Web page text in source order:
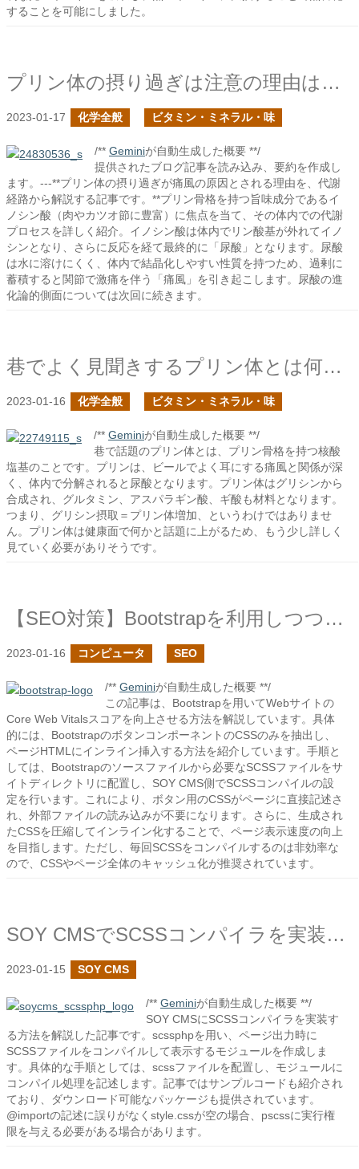
することを可能にしました。
プリン体の摂り過ぎは注意の理由は何だ？
2023-01-17 化学全般 ビタミン・ミネラル・味
/** Geminiが自動生成した概要 **/
提供されたブログ記事を読み込み、要約を作成し
ます。---**プリン体の摂り過ぎが痛風の原因とされる理由を、代謝
経路から解説する記事です。**プリン骨格を持つ旨味成分であるイ
ノシン酸（肉やカツオ節に豊富）に焦点を当て、その体内での代謝
プロセスを詳しく紹介。イノシン酸は体内でリン酸基が外れてイノ
シンとなり、さらに反応を経て最終的に「尿酸」となります。尿酸
は水に溶けにくく、体内で結晶化しやすい性質を持つため、過剰に
蓄積すると関節で激痛を伴う「痛風」を引き起こします。尿酸の進
化論的側面については次回に続きます。
巷でよく見聞きするプリン体とは何か？
2023-01-16 化学全般 ビタミン・ミネラル・味
/** Geminiが自動生成した概要 **/
巷で話題のプリン体とは、プリン骨格を持つ核酸
塩基のことです。プリンは、ビールでよく耳にする痛風と関係が深
く、体内で分解されると尿酸となります。プリン体はグリシンから
合成され、グルタミン、アスパラギン酸、ギ酸も材料となります。
つまり、グリシン摂取＝プリン体増加、というわけではありませ
ん。プリン体は健康面で何かと話題に上がるため、もう少し詳しく
見ていく必要がありそうです。
【SEO対策】Bootstrapを利用しつつ、Core Web Vitalsのスコアを改善する
2023-01-16 コンピュータ SEO
/** Geminiが自動生成した概要 **/
この記事は、Bootstrapを用いてWebサイトの
Core Web Vitalsスコアを向上させる方法を解説しています。具体
的には、BootstrapのボタンコンポーネントのCSSのみを抽出し、
ページHTMLにインライン挿入する方法を紹介しています。手順と
しては、Bootstrapのソースファイルから必要なSCSSファイルをサ
イトディレクトリに配置し、SOY CMS側でSCSSコンパイルの設
定を行います。これにより、ボタン用のCSSがページに直接記述さ
れ、外部ファイルの読み込みが不要になります。さらに、生成され
たCSSを圧縮してインライン化することで、ページ表示速度の向上
を目指します。ただし、毎回SCSSをコンパイルするのは非効率な
ので、CSSやページ全体のキャッシュ化が推奨されています。
SOY CMSでSCSSコンパイラを実装しました
2023-01-15 SOY CMS
/** Geminiが自動生成した概要 **/
SOY CMSにSCSSコンパイラを実装す
る方法を解説した記事です。scssphpを用い、ページ出力時に
SCSSファイルをコンパイルして表示するモジュールを作成しま
す。具体的な手順としては、scssファイルを配置し、モジュールに
コンパイル処理を記述します。記事ではサンプルコードも紹介され
ており、ダウンロード可能なパッケージも提供されています。
@importの記述に誤りがなくstyle.cssが空の場合、pscssに実行権
限を与える必要がある場合があります。